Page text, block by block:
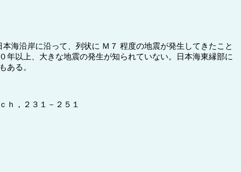
海沿岸に沿って、列状に Ｍ７ 程度の地震が発生してきたこと
以上、大きな地震の発生が知られていない。日本海東縁部に
ある。
ｈ，２３１－２５１